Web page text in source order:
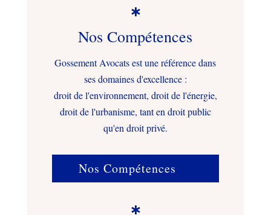

Nos Compétences
Gossement Avocats est une référence dans
ses domaines d'excellence :
droit de l'environnement, droit de l'énergie,
droit de l'urbanisme, tant en droit public
qu'en droit privé.
Nos Compétences
